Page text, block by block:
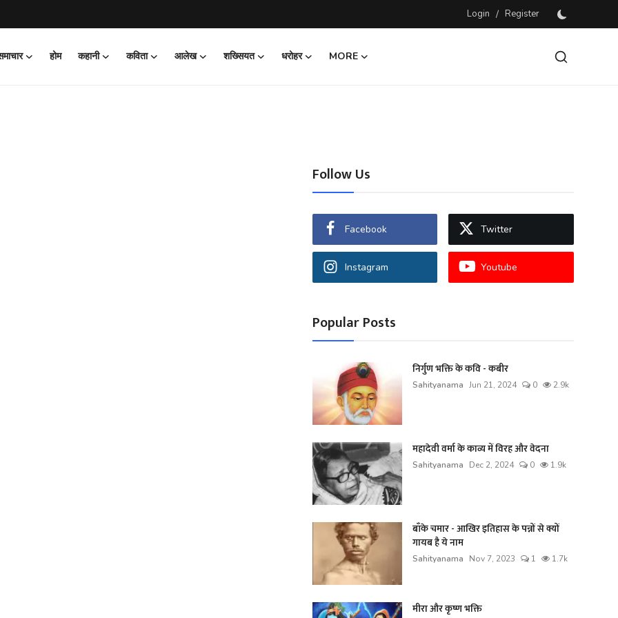
Login / Register
होम कहानी कविता आलेख शख्सियत धरोहर MORE
Follow Us
Facebook Twitter
Instagram Youtube
Popular Posts
निर्गुण भक्ति के कवि - कबीर
Sahityanama Jun 21, 2024 0 2.9k
महादेवी वर्मा के काव्य में विरह और वेदना
Sahityanama Dec 2, 2024 0 1.9k
बाँके चमार - आखिर इतिहास के पन्नों से क्यों
गायब है ये नाम
Sahityanama Nov 7, 2023 1 1.7k
मीरा और कृष्ण भक्ति